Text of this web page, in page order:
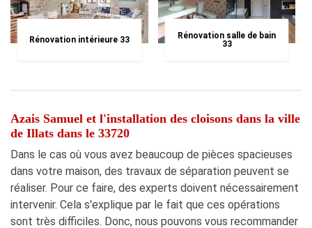
Rénovation intérieure 33
Rénovation salle de bain
33
Azais Samuel et l'installation des cloisons dans la ville
de Illats dans le 33720
Dans le cas où vous avez beaucoup de pièces spacieuses
dans votre maison, des travaux de séparation peuvent se
réaliser. Pour ce faire, des experts doivent nécessairement
intervenir. Cela s'explique par le fait que ces opérations
sont très difficiles. Donc, nous pouvons vous recommander